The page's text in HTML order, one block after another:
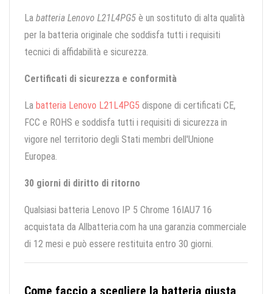
La batteria Lenovo L21L4PG5 è un sostituto di alta qualità
per la batteria originale che soddisfa tutti i requisiti
tecnici di affidabilità e sicurezza.
Certificati di sicurezza e conformità
La batteria Lenovo L21L4PG5 dispone di certificati CE,
FCC e ROHS e soddisfa tutti i requisiti di sicurezza in
vigore nel territorio degli Stati membri dell'Unione
Europea.
30 giorni di diritto di ritorno
Qualsiasi batteria Lenovo IP 5 Chrome 16IAU7 16
acquistata da Allbatteria.com ha una garanzia commerciale
di 12 mesi e può essere restituita entro 30 giorni.